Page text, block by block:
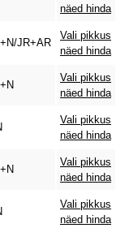
näed hinda
JR+AR
Vali pikkus
näed hinda
Vali pikkus
näed hinda
Vali pikkus
näed hinda
Vali pikkus
näed hinda
Vali pikkus
näed hinda